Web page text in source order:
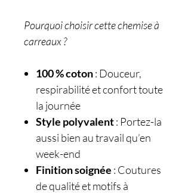
Pourquoi choisir cette chemise à
carreaux ?
100 % coton: Douceur,
respirabilité et confort toute
la journée
Style polyvalent: Portez-la
aussi bien au travail qu’en
week-end
Finition soignée : Coutures
de qualité et motifs à